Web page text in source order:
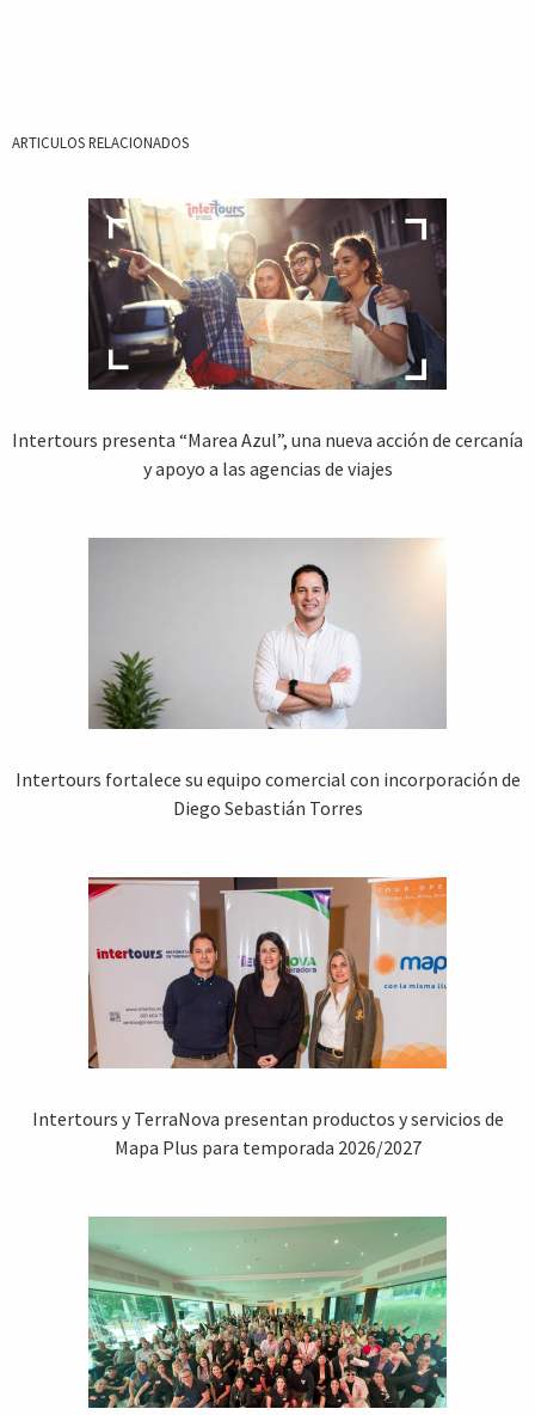
ARTICULOS RELACIONADOS
Intertours presenta “Marea Azul”, una nueva acción de cercanía
y apoyo a las agencias de viajes
Intertours fortalece su equipo comercial con incorporación de
Diego Sebastián Torres
Intertours y TerraNova presentan productos y servicios de
Mapa Plus para temporada 2026/2027